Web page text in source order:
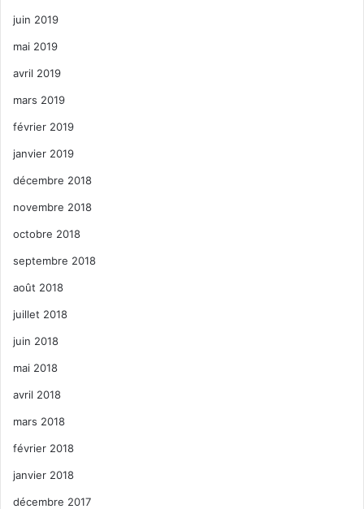
juin 2019
mai 2019
avril 2019
mars 2019
février 2019
janvier 2019
décembre 2018
novembre 2018
octobre 2018
septembre 2018
août 2018
juillet 2018
juin 2018
mai 2018
avril 2018
mars 2018
février 2018
janvier 2018
décembre 2017